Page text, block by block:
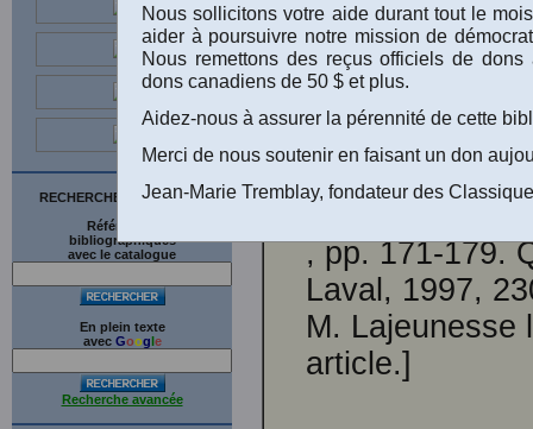
RECHERCHE SUR LE SITE
Références
bibliographiques
avec le catalogue
En plein texte
avec Google
Recherche avancée
Marcel
Québec, une
coeur des
publié dans
d’André
, pp. 171-179.
Laval, 1997,
M. Lajeunesse
article.]
Nous sollicitons votre aide durant tout le
aider à poursuivre notre mission de
Nous remettons des reçus officiels de
dons canadiens de 50 $ et plus.
Aidez-nous à assurer la pérennité de cette
Merci de nous soutenir en faisant un don
Jean-Marie Tremblay, fondateur des